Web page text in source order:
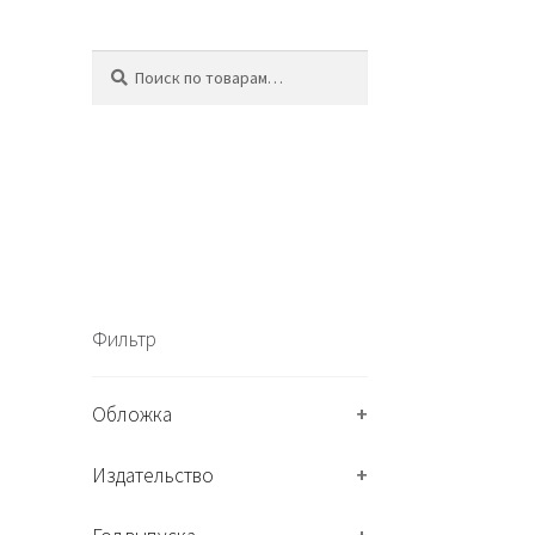
Фильтр
Обложка +
Издательство +